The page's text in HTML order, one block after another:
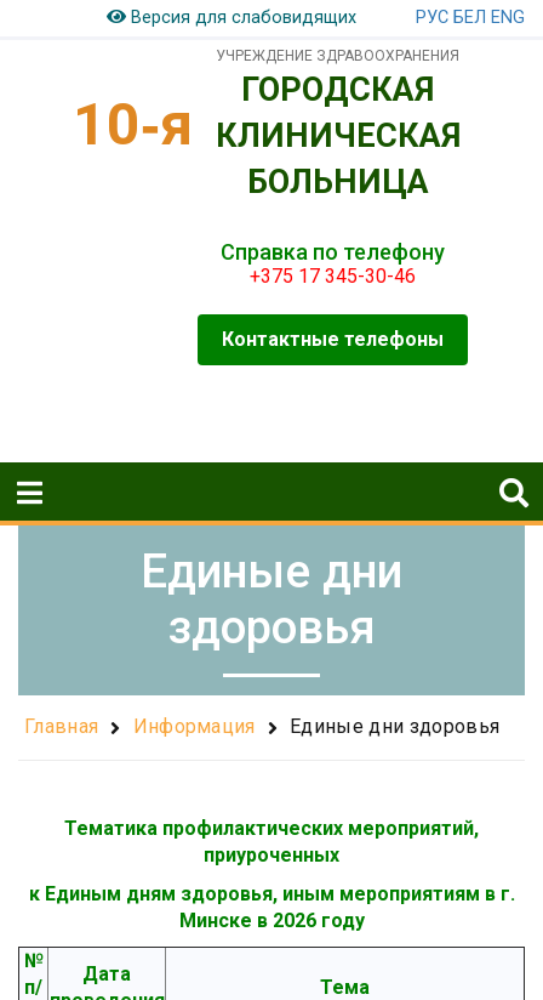
Версия для слабовидящих РУС БЕЛ ENG
10‑я
УЧРЕЖДЕНИЕ ЗДРАВООХРАНЕНИЯ
ГОРОДСКАЯ
КЛИНИЧЕСКАЯ
БОЛЬНИЦА
Справка по телефону
+375 17 345-30-46
Контактные телефоны
Единые дни
здоровья
Главная Информация Единые дни здоровья
Тематика профилактических мероприятий,
приуроченных
к Единым дням здоровья, иным мероприятиям в г.
Минске в 2026 году
№
п/
Дата
Тема